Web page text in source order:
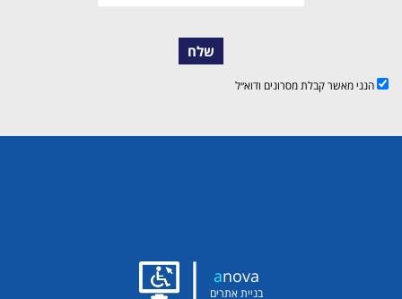
שלח
הנני מאשר קבלת מסרונים ודוא״ל
anova
בניית אתרים |